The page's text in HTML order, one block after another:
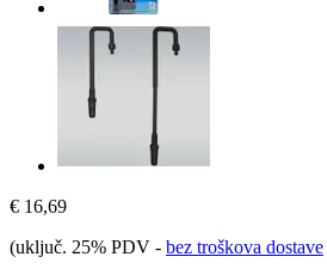
€ 16,69
(uključ. 25% PDV - bez troškova dostave